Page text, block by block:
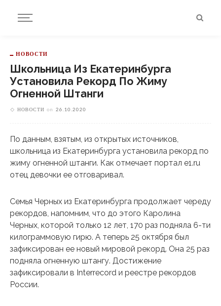
НОВОСТИ
Школьница Из Екатеринбурга
Установила Рекорд По Жиму
Огненной Штанги
НОВОСТИ on 26.10.2020
По данным, взятым, из открытых источников,
школьница из Екатеринбурга установила рекорд по
жиму огненной штанги. Как отмечает портал e1.ru
отец девочки ее отговаривал.
Семья Черных из Екатеринбурга продолжает череду
рекордов, напомним, что до этого Каролина
Черных, которой только 12 лет, 170 раз подняла 6-ти
килограммовую гирю. А теперь 25 октября был
зафиксирован ее новый мировой рекорд. Она 25 раз
подняла огненную штангу. Достижение
зафиксировали в Interrecord и реестре рекордов
России.